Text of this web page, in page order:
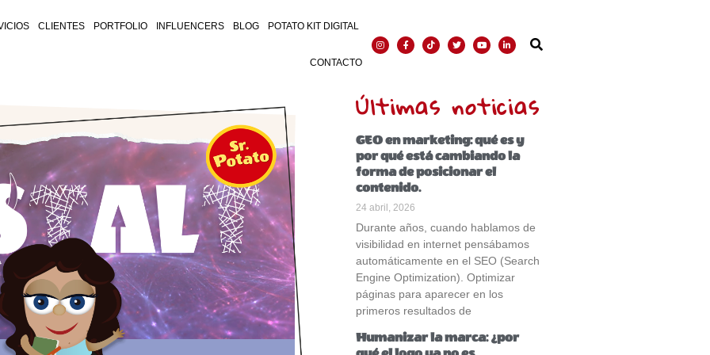
CLIENTES PORTFOLIO INFLUENCERS BLOG POTATO KIT DIGITAL
CONTACTO
Últimas noticias
GEO en marketing: qué es y
por qué está cambiando la
forma de posicionar el
contenido.
24 abril, 2026
Durante años, cuando hablamos de
visibilidad en internet pensábamos
automáticamente en el SEO (Search
Engine Optimization). Optimizar
páginas para aparecer en los
primeros resultados de
Humanizar la marca: ¿por